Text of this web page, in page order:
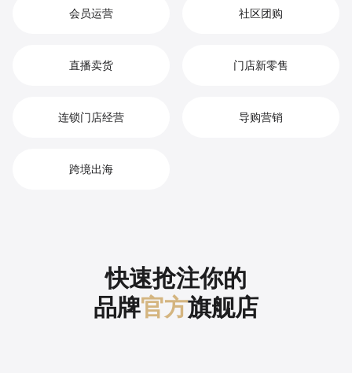
会员运营 社区团购
直播卖货 门店新零售
连锁门店经营 导购营销
跨境出海
快速抢注你的
品牌官方旗舰店